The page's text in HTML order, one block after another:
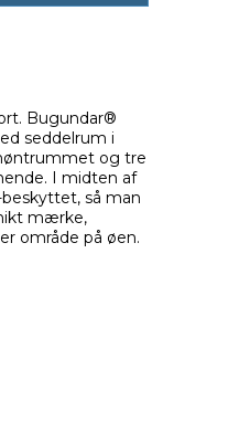
Bugundar®
seddelrum i
og tre
I midten af
så man
mærke,
område på øen.